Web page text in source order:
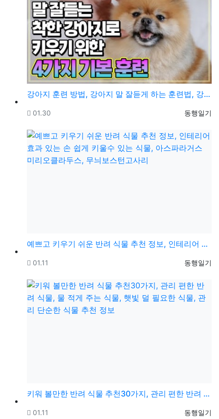
강아지 훈련 방법, 강아지 말 잘듣게 하는 훈련법, 강…
등록자
동행일기
등록일
01.30
예쁘고 키우기 쉬운 반려 식물 추천 정보, 인테리어 효…
등록자
동행일기
등록일
01.11
키워 볼만한 반려 식물 추천30가지, 관리 편한 반려 …
등록자
동행일기
등록일
01.11